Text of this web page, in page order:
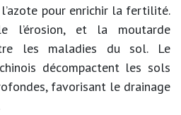
pour enrichir la fertilité.
l’érosion, et la moutarde
les maladies du sol. Le
décompactent les sols
favorisant le drainage